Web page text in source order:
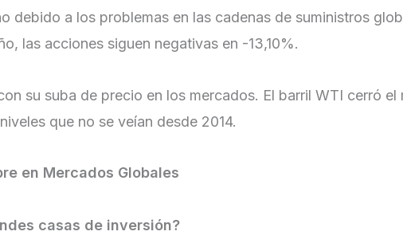
debido a los problemas en las cadenas de suministros
las acciones siguen negativas en -13,10%.
su suba de precio en los mercados. El barril WTI cerró
que no se veían desde 2014.
en Mercados Globales
casas de inversión?